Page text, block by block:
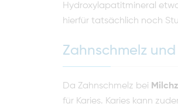
Hydroxylapatitmineral
hierfür tatsächlich noch
Zahnschmelz und
Da Zahnschmelz bei
für Karies. Karies kann